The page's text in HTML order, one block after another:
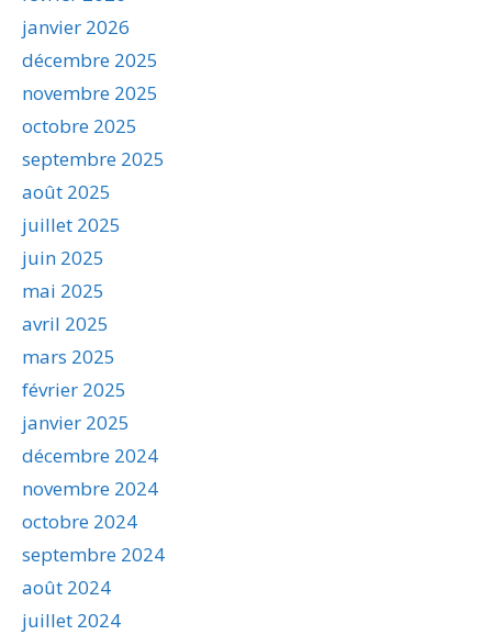
janvier 2026
décembre 2025
novembre 2025
octobre 2025
septembre 2025
août 2025
juillet 2025
juin 2025
mai 2025
avril 2025
mars 2025
février 2025
janvier 2025
décembre 2024
novembre 2024
octobre 2024
septembre 2024
août 2024
juillet 2024